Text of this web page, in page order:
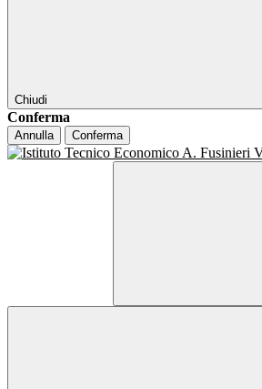
Chiudi
Conferma
Annulla Conferma